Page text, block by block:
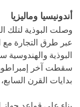
أندونيسيا وماليزيا
وصلت البوذية لتلك
عبر طرق التجارة مع
البوذية
سقطت آخر
بدايات القرن